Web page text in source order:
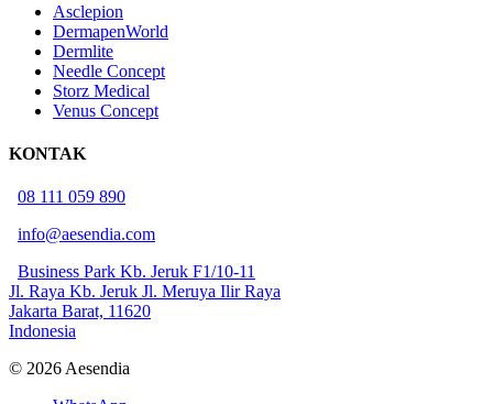
Asclepion
DermapenWorld
Dermlite
Needle Concept
Storz Medical
Venus Concept
KONTAK
08 111 059 890
info@aesendia.com
Business Park Kb. Jeruk F1/10-11
Jl. Raya Kb. Jeruk Jl. Meruya Ilir Raya
Jakarta Barat, 11620
Indonesia
© 2026 Aesendia